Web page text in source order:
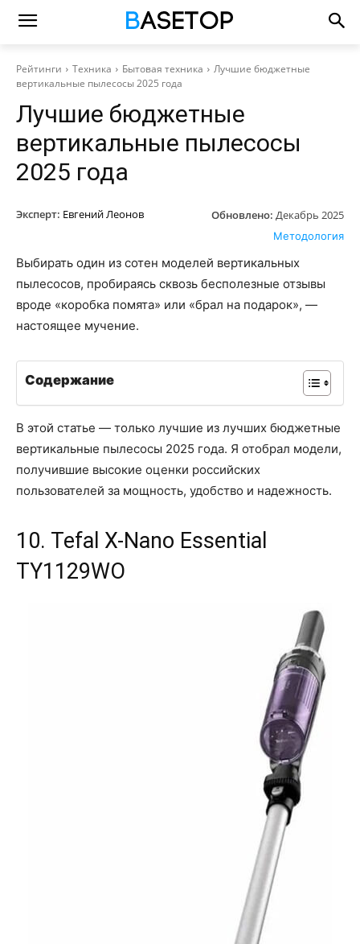
Рейтинги Техника Бытовая техника
Лучшие бюджетные
вертикальные пылесосы 2025 года
Лучшие бюджетные
вертикальные пылесосы
2025 года
Эксперт: Евгений Леонов Обновлено: Декабрь 2025
Методология
Выбирать один из сотен моделей вертикальных
пылесосов, пробираясь сквозь бесполезные отзывы
вроде «коробка помята» или «брал на подарок», —
настоящее мучение.
Содержание
В этой статье — только лучшие из лучших бюджетные
вертикальные пылесосы 2025 года. Я отобрал модели,
получившие высокие оценки российских
пользователей за мощность, удобство и надежность.
10. Tefal X-Nano Essential
TY1129WO